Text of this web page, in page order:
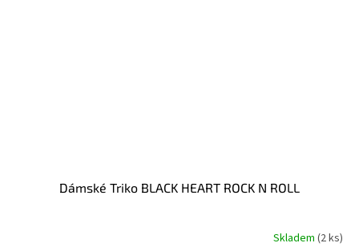
Dámské Triko BLACK HEART ROCK N ROLL
Skladem(2 ks)